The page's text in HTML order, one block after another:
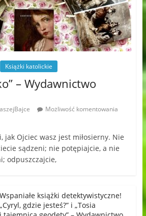
Książki katolickie
– Wydawnictwo
Możliwość komentowania
jak Ojciec wasz jest miłosierny. Nie
sądzeni; nie potępiajcie, a nie
odpuszczajcie,
Wspaniałe książki detektywistyczne!
„Cyryl, gdzie jesteś?” i „Tosia